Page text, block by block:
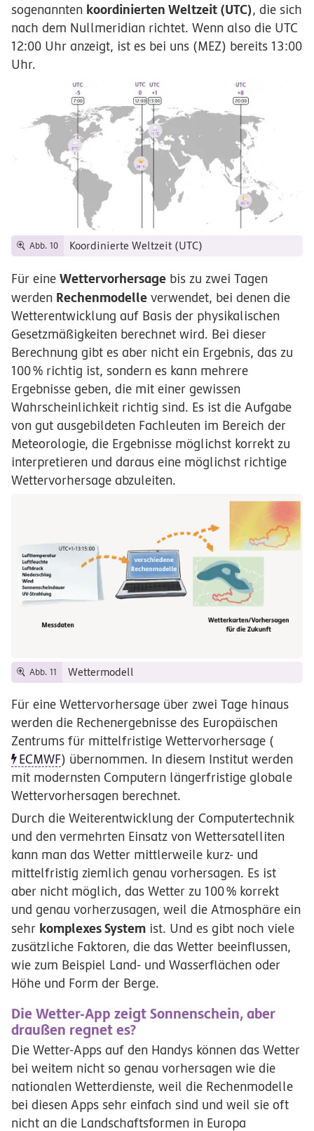
sogenannten koordinierten Weltzeit (UTC), die sich
nach dem Nullmeridian richtet. Wenn also die UTC
12:00 Uhr anzeigt, ist es bei uns (MEZ) bereits 13:00
Uhr.
Abb. 10 Koordinierte Weltzeit (UTC)
Für eine Wettervorhersage bis zu zwei Tagen
werden Rechenmodelle verwendet, bei denen die
Wetterentwicklung auf Basis der physikalischen
Gesetzmäßigkeiten berechnet wird. Bei dieser
Berechnung gibt es aber nicht ein Ergebnis, das zu
100% richtig ist, sondern es kann mehrere
Ergebnisse geben, die mit einer gewissen
Wahrscheinlichkeit richtig sind. Es ist die Aufgabe
von gut ausgebildeten Fachleuten im Bereich der
Meteorologie, die Ergebnisse möglichst korrekt zu
interpretieren und daraus eine möglichst richtige
Wettervorhersage abzuleiten.
Abb. 11 Wettermodell
Für eine Wettervorhersage über zwei Tage hinaus
werden die Rechenergebnisse des Europäischen
Zentrums für mittelfristige Wettervorhersage (
ECMWF) übernommen. In diesem Institut werden
mit modernsten Computern längerfristige globale
Wettervorhersagen berechnet.
Durch die Weiterentwicklung der Computertechnik
und den vermehrten Einsatz von Wettersatelliten
kann man das Wetter mittlerweile kurz- und
mittelfristig ziemlich genau vorhersagen. Es ist
aber nicht möglich, das Wetter zu 100% korrekt
und genau vorherzusagen, weil die Atmosphäre ein
sehr komplexes System ist. Und es gibt noch viele
zusätzliche Faktoren, die das Wetter beeinflussen,
wie zum Beispiel Land- und Wasserflächen oder
Höhe und Form der Berge.
Die Wetter-App zeigt Sonnenschein, aber
draußen regnet es?
Die Wetter-Apps auf den Handys können das Wetter
bei weitem nicht so genau vorhersagen wie die
nationalen Wetterdienste, weil die Rechenmodelle
bei diesen Apps sehr einfach sind und weil sie oft
nicht an die Landschaftsformen in Europa